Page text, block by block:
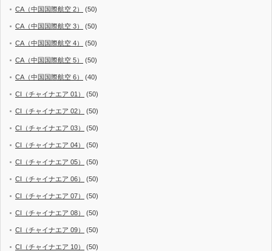
CA（中国国際航空 2） (50)
CA（中国国際航空 3） (50)
CA（中国国際航空 4） (50)
CA（中国国際航空 5） (50)
CA（中国国際航空 6） (40)
CI（チャイナエア 01） (50)
CI（チャイナエア 02） (50)
CI（チャイナエア 03） (50)
CI（チャイナエア 04） (50)
CI（チャイナエア 05） (50)
CI（チャイナエア 06） (50)
CI（チャイナエア 07） (50)
CI（チャイナエア 08） (50)
CI（チャイナエア 09） (50)
CI（チャイナエア 10） (50)